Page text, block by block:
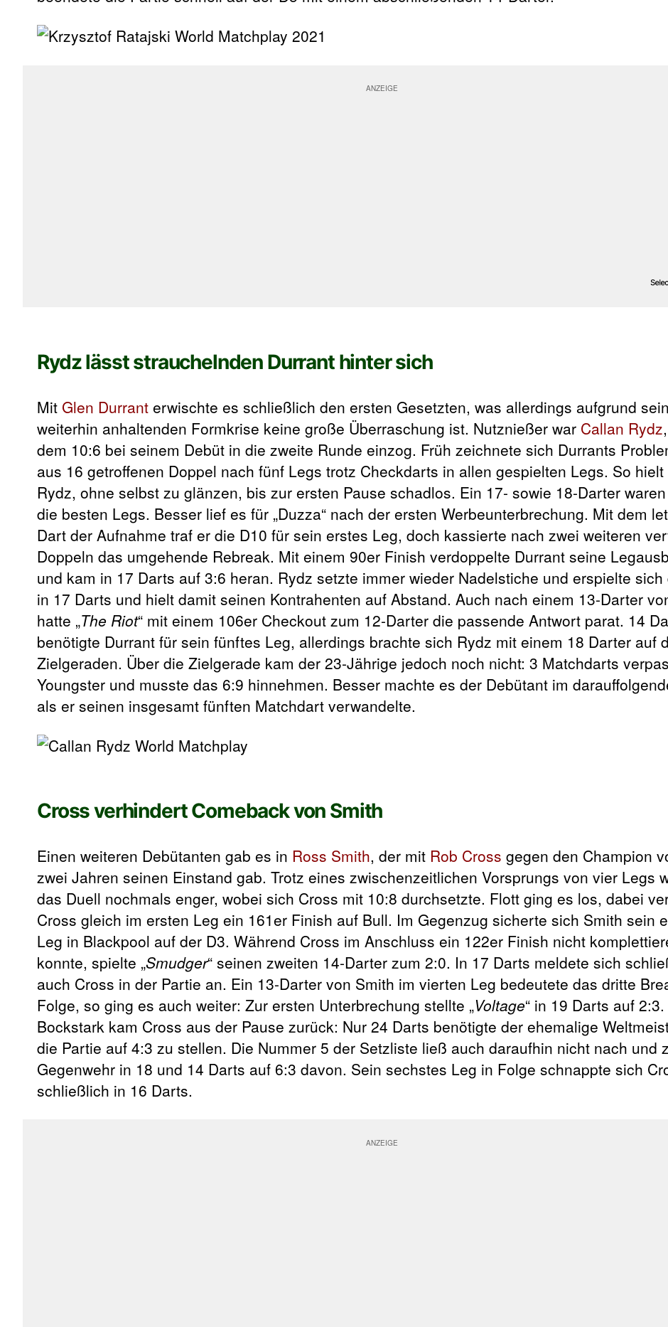
Rydz lässt strauchelnden Durrant hinter sich
Mit Glen Durrant erwischte es schließlich den ersten Gesetzten, was allerdings aufgrund
weiterhin anhaltenden Formkrise keine große Überraschung ist. Nutznießer war Callan Rydz
dem 10:6 bei seinem Debüt in die zweite Runde einzog. Früh zeichnete sich Durrants
aus 16 getroffenen Doppel nach fünf Legs trotz Checkdarts in allen gespielten Legs. So hielt
Rydz, ohne selbst zu glänzen, bis zur ersten Pause schadlos. Ein 17- sowie 18-Darter
die besten Legs. Besser lief es für „Duzza“ nach der ersten Werbeunterbrechung. Mit dem
Dart der Aufnahme traf er die D10 für sein erstes Leg, doch kassierte nach zwei weiteren
Doppeln das umgehende Rebreak. Mit einem 90er Finish verdoppelte Durrant seine
und kam in 17 Darts auf 3:6 heran. Rydz setzte immer wieder Nadelstiche und erspielte sich
in 17 Darts und hielt damit seinen Kontrahenten auf Abstand. Auch nach einem 13-Darter
hatte „The Riot“ mit einem 106er Checkout zum 12-Darter die passende Antwort parat. 14
benötigte Durrant für sein fünftes Leg, allerdings brachte sich Rydz mit einem 18 Darter auf
Zielgeraden. Über die Zielgerade kam der 23-Jährige jedoch noch nicht: 3 Matchdarts
Youngster und musste das 6:9 hinnehmen. Besser machte es der Debütant im
als er seinen insgesamt fünften Matchdart verwandelte.
Cross verhindert Comeback von Smith
Einen weiteren Debütanten gab es in Ross Smith, der mit Rob Cross gegen den Champion
zwei Jahren seinen Einstand gab. Trotz eines zwischenzeitlichen Vorsprungs von vier Legs
das Duell nochmals enger, wobei sich Cross mit 10:8 durchsetzte. Flott ging es los, dabei
Cross gleich im ersten Leg ein 161er Finish auf Bull. Im Gegenzug sicherte sich Smith sein
Leg in Blackpool auf der D3. Während Cross im Anschluss ein 122er Finish nicht
konnte, spielte „Smudger“ seinen zweiten 14-Darter zum 2:0. In 17 Darts meldete sich
auch Cross in der Partie an. Ein 13-Darter von Smith im vierten Leg bedeutete das dritte
Folge, so ging es auch weiter: Zur ersten Unterbrechung stellte „Voltage“ in 19 Darts auf 2:3.
Bockstark kam Cross aus der Pause zurück: Nur 24 Darts benötigte der ehemalige
die Partie auf 4:3 zu stellen. Die Nummer 5 der Setzliste ließ auch daraufhin nicht nach und
Gegenwehr in 18 und 14 Darts auf 6:3 davon. Sein sechstes Leg in Folge schnappte sich
schließlich in 16 Darts.